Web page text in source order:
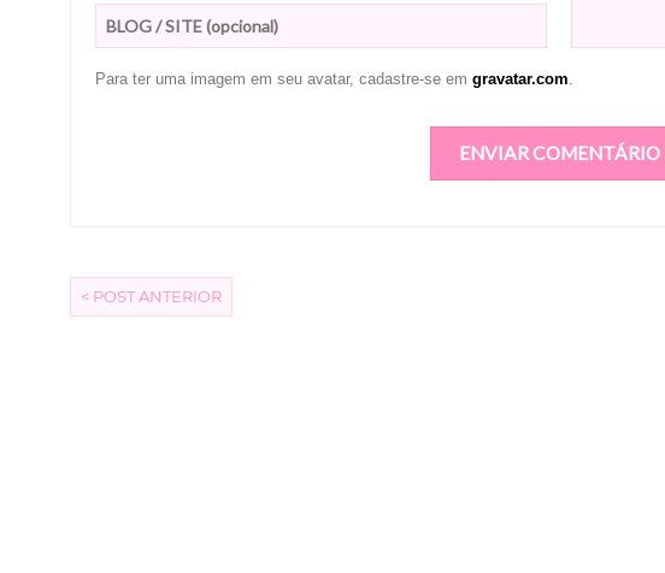
Para ter uma imagem em seu avatar, cadastre-se em gravatar.com
< POST ANTERIOR